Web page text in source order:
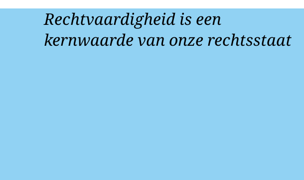
Rechtvaardigheid is een
kernwaarde van onze rechtsstaat